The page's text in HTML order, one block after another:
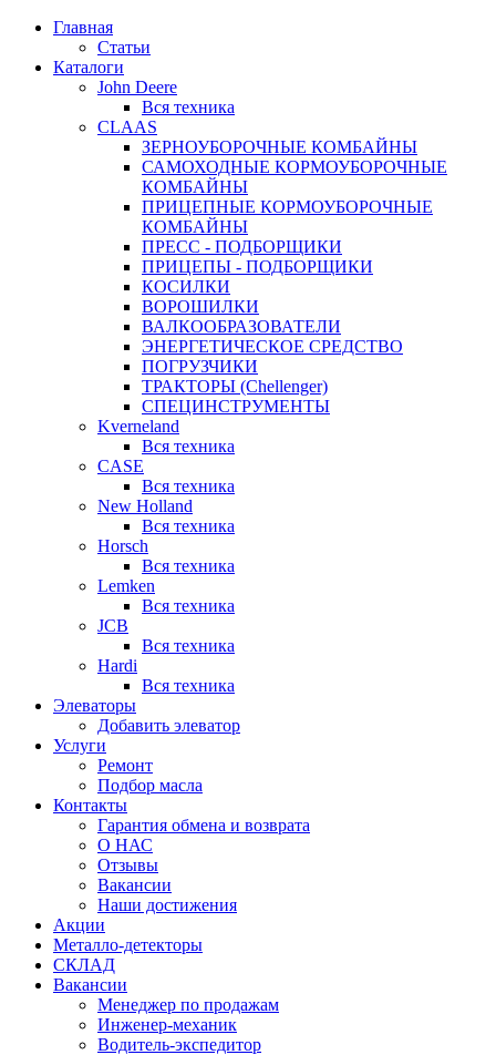
Главная
Статьи
Каталоги
John Deere
Вся техника
CLAAS
ЗЕРНОУБОРОЧНЫЕ КОМБАЙНЫ
САМОХОДНЫЕ КОРМОУБОРОЧНЫЕ
КОМБАЙНЫ
ПРИЦЕПНЫЕ КОРМОУБОРОЧНЫЕ
КОМБАЙНЫ
ПРЕСС - ПОДБОРЩИКИ
ПРИЦЕПЫ - ПОДБОРЩИКИ
КОСИЛКИ
ВОРОШИЛКИ
ВАЛКООБРАЗОВАТЕЛИ
ЭНЕРГЕТИЧЕСКОЕ СРЕДСТВО
ПОГРУЗЧИКИ
ТРАКТОРЫ (Chellenger)
СПЕЦИНСТРУМЕНТЫ
Kverneland
Вся техника
CASE
Вся техника
New Holland
Вся техника
Horsch
Вся техника
Lemken
Вся техника
JCB
Вся техника
Hardi
Вся техника
Элеваторы
Добавить элеватор
Услуги
Ремонт
Подбор масла
Контакты
Гарантия обмена и возврата
О НАС
Отзывы
Вакансии
Наши достижения
Акции
Металло-детекторы
СКЛАД
Вакансии
Менеджер по продажам
Инженер-механик
Водитель-экспедитор